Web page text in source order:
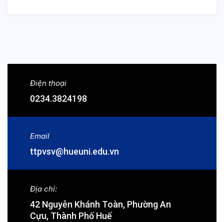
Điện thoại
0234.3824198
Email
ttpvsv@hueuni.edu.vn
Địa chỉ:
42 Nguyễn Khánh Toàn, Phường An
Cựu, Thành Phố Huế